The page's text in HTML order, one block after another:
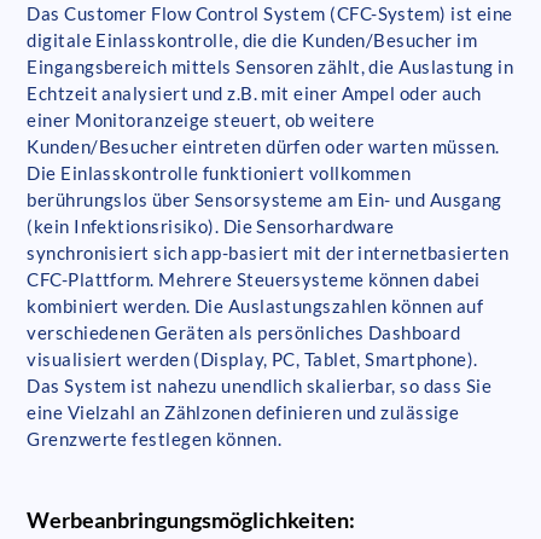
Das Customer Flow Control System (CFC-System) ist eine
digitale Einlasskontrolle, die die Kunden/Besucher im
Eingangsbereich mittels Sensoren zählt, die Auslastung in
Echtzeit analysiert und z.B. mit einer Ampel oder auch
einer Monitoranzeige steuert, ob weitere
Kunden/Besucher eintreten dürfen oder warten müssen.
Die Einlasskontrolle funktioniert vollkommen
berührungslos über Sensorsysteme am Ein- und Ausgang
(kein Infektionsrisiko). Die Sensorhardware
synchronisiert sich app-basiert mit der internetbasierten
CFC-Plattform. Mehrere Steuersysteme können dabei
kombiniert werden. Die Auslastungszahlen können auf
verschiedenen Geräten als persönliches Dashboard
visualisiert werden (Display, PC, Tablet, Smartphone).
Das System ist nahezu unendlich skalierbar, so dass Sie
eine Vielzahl an Zählzonen definieren und zulässige
Grenzwerte festlegen können.
Werbeanbringungsmöglichkeiten: